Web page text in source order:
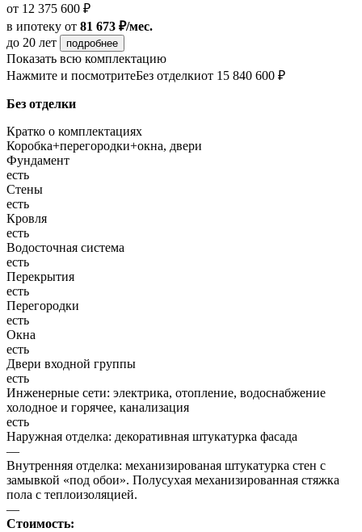
от 12 375 600 ₽
в ипотеку от 81 673 ₽/мес.
до 20 лет
подробнее
Показать всю комплектацию
Нажмите и посмотритеБез отделкиот 15 840 600 ₽
Без отделки
Кратко о комплектациях
Коробка+перегородки+окна, двери
Фундамент
есть
Стены
есть
Кровля
есть
Водосточная система
есть
Перекрытия
есть
Перегородки
есть
Окна
есть
Двери входной группы
есть
Инженерные сети: электрика, отопление, водоснабжение
холодное и горячее, канализация
есть
Наружная отделка: декоративная штукатурка фасада
—
Внутренняя отделка: механизированая штукатурка стен с
замывкой «под обои». Полусухая механизированная стяжка
пола с теплоизоляцией.
—
Стоимость: